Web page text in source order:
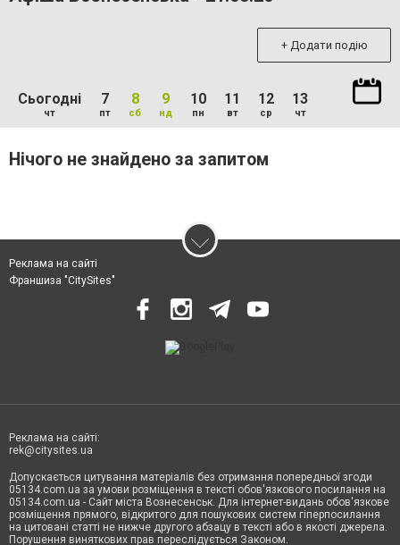
+ Додати подію
Сьогодні
чт
7
пт
8
сб
9
нд
10
пн
11
вт
12
ср
13
чт
Нічого не знайдено за запитом
Реклама на сайті
Франшиза "CitySites"
Реклама на сайті:
rek@citysites.ua
Допускається цитування матеріалів без отримання попередньої згоди
05134.com.ua за умови розміщення в тексті обов'язкового посилання на
05134.com.ua - Сайт міста Вознесенськ. Для інтернет-видань обов'язкове
розміщення прямого, відкритого для пошукових систем гіперпосилання
на цитовані статті не нижче другого абзацу в тексті або в якості джерела.
Порушення виняткових прав переслідується Законом.